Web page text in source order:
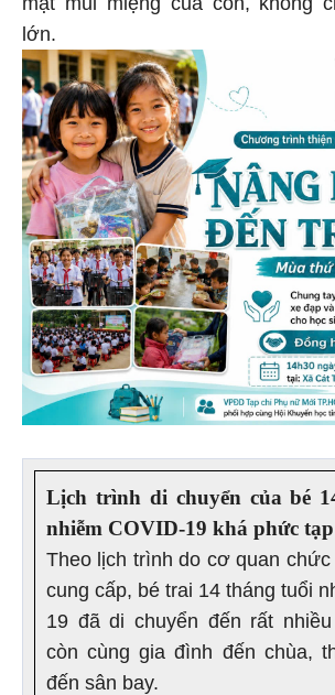
lớn.
Lịch trình di chuyển của bé
nhiễm COVID-19 khá phức tạp
Theo lịch trình do cơ quan
cung cấp, bé trai 14 tháng tuổi
19 đã di chuyển đến rất
còn cùng gia đình đến chùa,
đến sân bay.